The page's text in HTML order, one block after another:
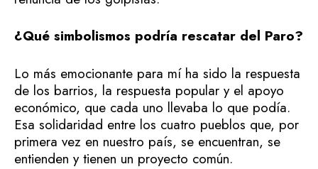
¿Qué simbolismos podría rescatar del Paro?
Lo más emocionante para mí ha sido la respuesta
de los barrios, la respuesta popular y el apoyo
económico, que cada uno llevaba lo que podía.
Esa solidaridad entre los cuatro pueblos que, por
primera vez en nuestro país, se encuentran, se
entienden y tienen un proyecto común.